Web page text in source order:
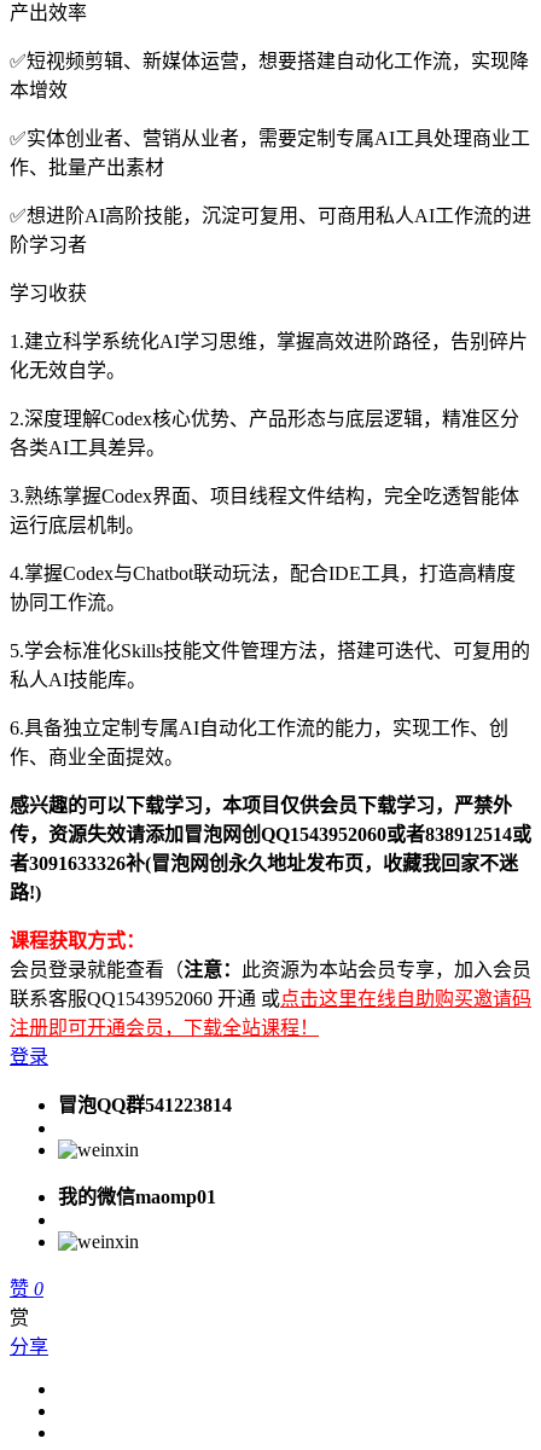
产出效率
✅短视频剪辑、新媒体运营，想要搭建自动化工作流，实现降
本增效
✅实体创业者、营销从业者，需要定制专属AI工具处理商业工
作、批量产出素材
✅想进阶AI高阶技能，沉淀可复用、可商用私人AI工作流的进
阶学习者
学习收获
1.建立科学系统化AI学习思维，掌握高效进阶路径，告别碎片
化无效自学。
2.深度理解Codex核心优势、产品形态与底层逻辑，精准区分
各类AI工具差异。
3.熟练掌握Codex界面、项目线程文件结构，完全吃透智能体
运行底层机制。
4.掌握Codex与Chatbot联动玩法，配合IDE工具，打造高精度
协同工作流。
5.学会标准化Skills技能文件管理方法，搭建可迭代、可复用的
私人AI技能库。
6.具备独立定制专属AI自动化工作流的能力，实现工作、创
作、商业全面提效。
感兴趣的可以下载学习，本项目仅供会员下载学习，严禁外
传，资源失效请添加冒泡网创QQ1543952060或者838912514或
者3091633326补(冒泡网创永久地址发布页，收藏我回家不迷
路!)
课程获取方式：
会员登录就能查看（注意：
此资源为本站会员专享，加入会员
联系客服QQ1543952060 开通 或点击这里在线自助购买邀请码
注册即可开通会员，下载全站课程！
登录
冒泡QQ群541223814
我的微信maomp01
赞 0
赏
分享